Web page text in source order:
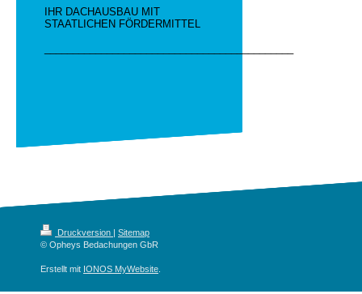
IHR DACHAUSBAU MIT
STAATLICHEN FÖRDERMITTEL
Druckversion | Sitemap
© Opheys Bedachungen GbR
Erstellt mit IONOS MyWebsite